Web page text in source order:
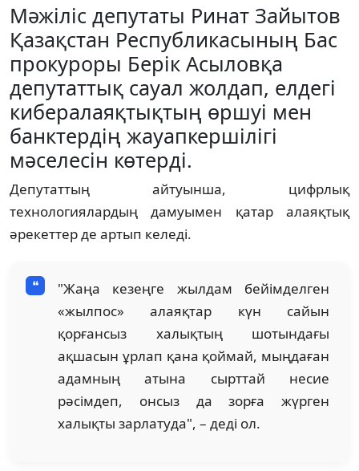
Мәжіліс депутаты Ринат Зайытов
Қазақстан Республикасының Бас
прокуроры Берік Асыловқа
депутаттық сауал жолдап, елдегі
кибералаяқтықтың өршуі мен
банктердің жауапкершілігі
мәселесін көтерді.
Депутаттың айтуынша, цифрлық
технологиялардың дамуымен қатар алаяқтық
әрекеттер де артып келеді.
"Жаңа кезеңге жылдам бейімделген
«жылпос» алаяқтар күн сайын
қорғансыз халықтың шотындағы
ақшасын ұрлап қана қоймай, мыңдаған
адамның атына сырттай несие
рәсімдеп, онсыз да зорға жүрген
халықты зарлатуда", – деді ол.